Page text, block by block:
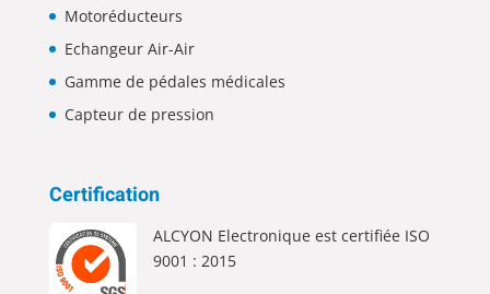
Motoréducteurs
Echangeur Air-Air
Gamme de pédales médicales
Capteur de pression
Certification
ALCYON Electronique est certifiée ISO
9001 : 2015